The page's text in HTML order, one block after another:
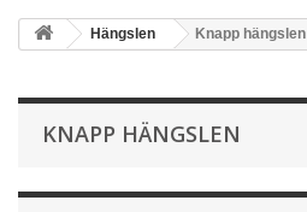
Hängslen Knapp hängslen
KNAPP HÄNGSLEN